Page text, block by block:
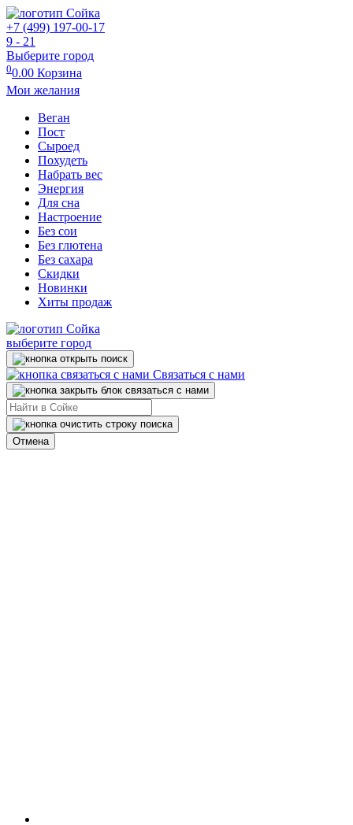
+7 (499) 197-00-17
9 - 21
Выберите город
00.00 Корзина
Мои желания
Веган
Пост
Сыроед
Похудеть
Набрать вес
Энергия
Для сна
Настроение
Без сои
Без глютена
Без сахара
Скидки
Новинки
Хиты продаж
выберите город
Связаться с нами
Отмена